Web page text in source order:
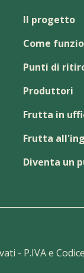
Il progetto
Come
Punti di
Produttori
Frutta in
Frutta
Diventa un
- P.IVA e